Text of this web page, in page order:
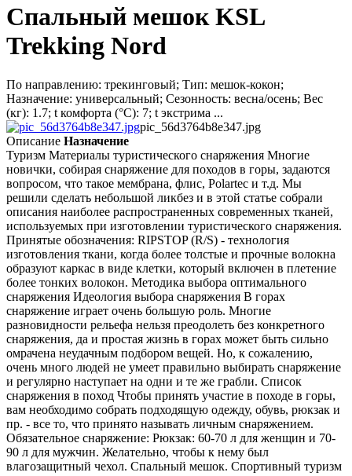
Спальный мешок KSL
Trekking Nord
По направлению: трекинговый; Тип: мешок-кокон;
Назначение: универсальный; Сезонность: весна/осень; Вес
(кг): 1.7; t комфорта (°C): 7; t экстрима ...
pic_56d3764b8e347.jpg
Описание Назначение
Туризм Материалы туристического снаряжения Многие
новички, собирая снаряжение для походов в горы, задаются
вопросом, что такое мембрана, флис, Polartec и т.д. Мы
решили сделать небольшой ликбез и в этой статье собрали
описания наиболее распространенных современных тканей,
используемых при изготовлении туристического снаряжения.
Принятые обозначения: RIPSTOP (R/S) - технология
изготовления ткани, когда более толстые и прочные волокна
образуют каркас в виде клетки, который включен в плетение
более тонких волокон. Методика выбора оптимального
снаряжения Идеология выбора снаряжения В горах
снаряжение играет очень большую роль. Многие
разновидности рельефа нельзя преодолеть без конкретного
снаряжения, да и простая жизнь в горах может быть сильно
омрачена неудачным подбором вещей. Но, к сожалению,
очень много людей не умеет правильно выбирать снаряжение
и регулярно наступает на одни и те же грабли. Список
снаряжения в поход Чтобы принять участие в походе в горы,
вам необходимо собрать подходящую одежду, обувь, рюкзак и
пр. - все то, что принято называть личным снаряжением.
Обязательное снаряжение: Рюкзак: 60-70 л для женщин и 70-
90 л для мужчин. Желательно, чтобы к нему был
влагозащитный чехол. Спальный мешок. Спортивный туризм